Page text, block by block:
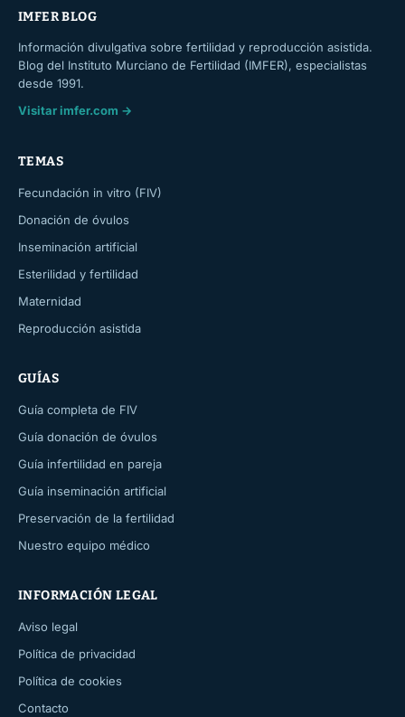
IMFER BLOG
Información divulgativa sobre fertilidad y reproducción asistida.
Blog del Instituto Murciano de Fertilidad (IMFER), especialistas
desde 1991.
Visitar imfer.com →
TEMAS
Fecundación in vitro (FIV)
Donación de óvulos
Inseminación artificial
Esterilidad y fertilidad
Maternidad
Reproducción asistida
GUÍAS
Guía completa de FIV
Guía donación de óvulos
Guía infertilidad en pareja
Guía inseminación artificial
Preservación de la fertilidad
Nuestro equipo médico
INFORMACIÓN LEGAL
Aviso legal
Política de privacidad
Política de cookies
Contacto